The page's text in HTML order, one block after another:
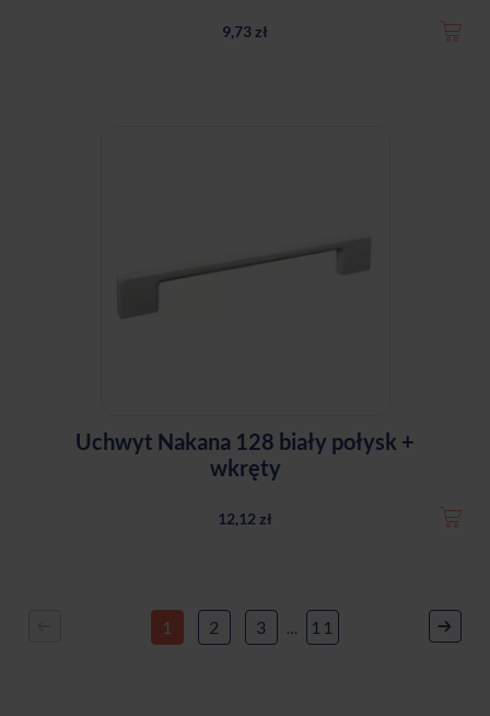
9,73 zł
Uchwyt Nakana 128 biały połysk +
wkręty
12,12 zł
1 2 3 … 11